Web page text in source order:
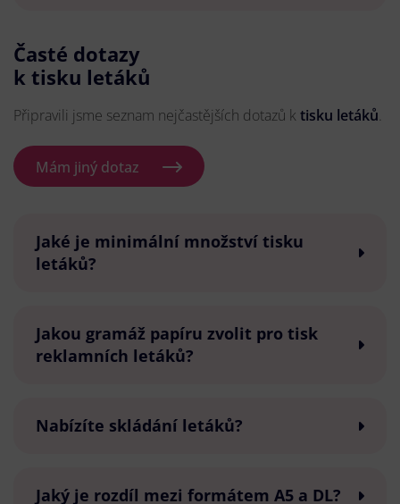
Časté dotazy
k tisku letáků
Připravili jsme seznam nejčastějších dotazů k tisku letáků.
Mám jiný dotaz
Jaké je minimální množství tisku
letáků?
Jakou gramáž papíru zvolit pro tisk
reklamních letáků?
Nabízíte skládání letáků?
Jaký je rozdíl mezi formátem A5 a DL?